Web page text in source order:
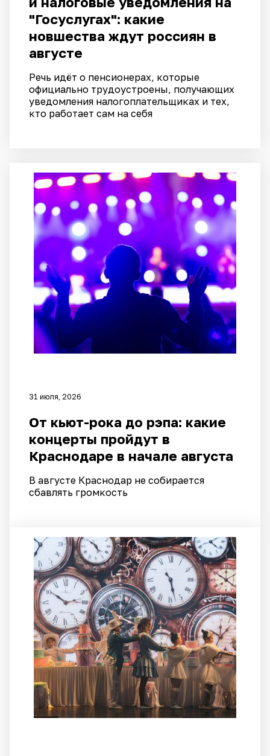
"Госуслугах": какие
новшества ждут россиян в
августе
Речь идёт о пенсионерах, которые
официально трудоустроены, получающих
уведомления налогоплательщиках и тех,
кто работает сам на себя
31 июля, 2026
От кьют-рока до рэпа: какие
концерты пройдут в
Краснодаре в начале августа
В августе Краснодар не собирается
сбавлять громкость